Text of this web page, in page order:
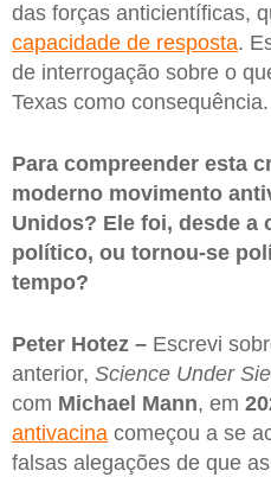
das forças anticientíficas,
capacidade de resposta.
de interrogação sobre o
Texas como consequência.
Para compreender esta
moderno movimento
Unidos? Ele foi, desde a
político, ou tornou-se
tempo?
Peter Hotez – Escrevi
anterior, Science Under
com Michael Mann, em
antivacina começou a se
falsas alegações de que